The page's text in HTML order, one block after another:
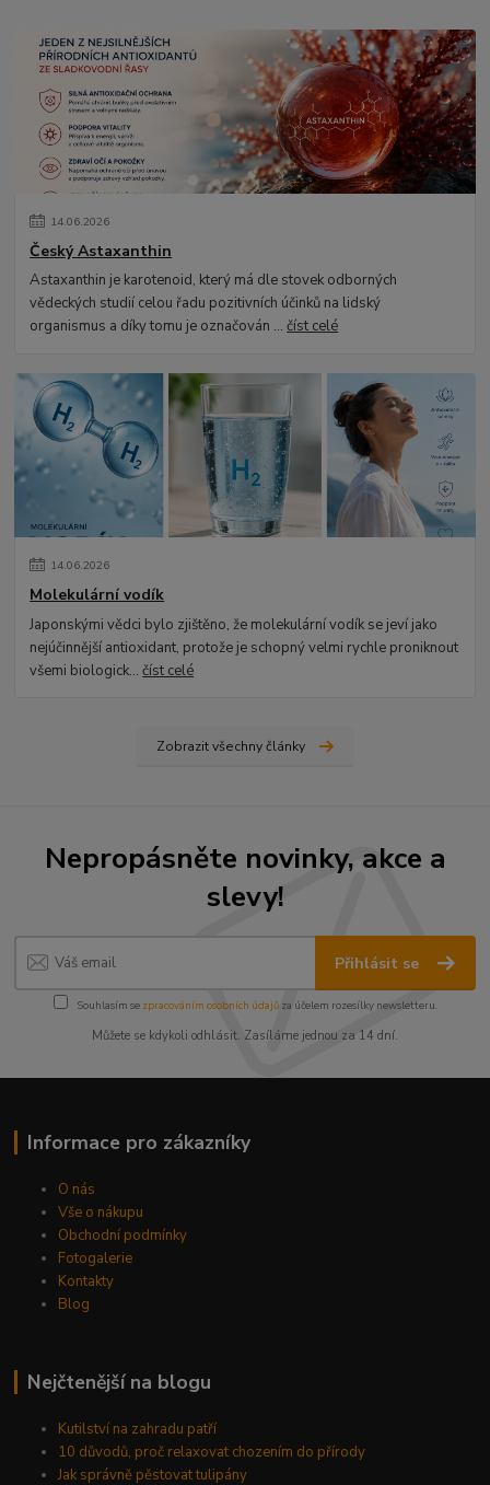
14.06.2026
Český Astaxanthin
Astaxanthin je karotenoid, který má dle stovek odborných
vědeckých studií celou řadu pozitivních účinků na lidský
organismus a díky tomu je označován ...číst celé
14.06.2026
Molekulární vodík
Japonskými vědci bylo zjištěno, že molekulární vodík se jeví jako
nejúčinnější antioxidant, protože je schopný velmi rychle proniknout
všemi biologick...číst celé
Zobrazit všechny články
Nepropásněte novinky, akce a
slevy!
Přihlásit se
Souhlasím se zpracováním osobních údajůza účelem rozesílky newsletteru.
Můžete se kdykoli odhlásit. Zasíláme jednou za 14 dní.
Informace pro zákazníky
O nás
Vše o nákupu
Obchodní podmínky
Fotogalerie
Kontakty
Blog
Nejčtenější na blogu
Kutilství na zahradu patří
10 důvodů, proč relaxovat chozením do přírody
Jak správně pěstovat tulipány